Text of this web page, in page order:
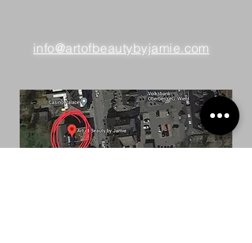
info@artofbeautybyjamie.com